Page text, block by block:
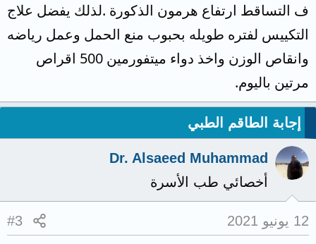
ف التساقط ارتفاع هرمون الذكورة .لذلك يفضل علاج
التكييس لفتره طويله بحبوب منع الحمل وعمل رياضه
وانقاص الوزن واخذ دواء ميتفورمين 500 اقراص
مرتين باليوم.
إجابة الطاقم الطبي
Dr. Alsaeed Muhammad
أخصائي طب الأسرة
12 يونيو 2021 #3